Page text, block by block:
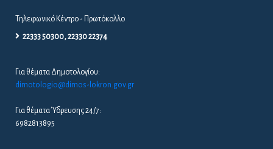
Τηλεφωνικό Κέντρο - Πρωτόκολλο
22333 50300, 22330 22374
Για θέματα Δημοτολογίου:
dimotologio@dimos-lokron.gov.gr
Για θέματα Ύδρευσης 24/7:
6982813895